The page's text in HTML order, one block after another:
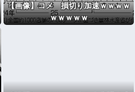
【画像】コメ 損切り加速ｗｗｗｗ
ｗｗｗｗｗ